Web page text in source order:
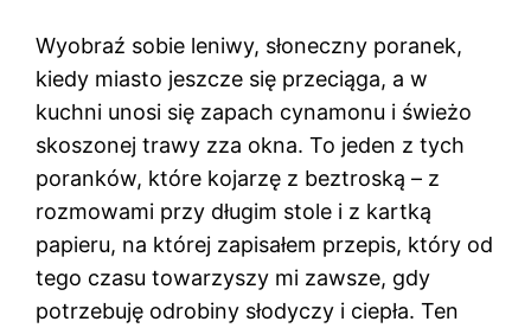
Wyobraź sobie leniwy, słoneczny poranek,
kiedy miasto jeszcze się przeciąga, a w
kuchni unosi się zapach cynamonu i świeżo
skoszonej trawy zza okna. To jeden z tych
poranków, które kojarzę z beztroską – z
rozmowami przy długim stole i z kartką
papieru, na której zapisałem przepis, który od
tego czasu towarzyszy mi zawsze, gdy
potrzebuję odrobiny słodyczy i ciepła. Ten